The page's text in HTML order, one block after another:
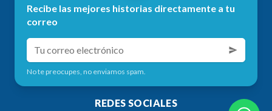
Recibe las mejores historias directamente a tu
correo
No te preocupes, no enviamos spam.
REDES SOCIALES